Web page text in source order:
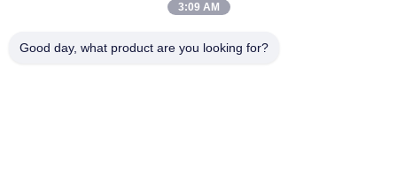
3:09 AM
Good day, what product are you looking for?